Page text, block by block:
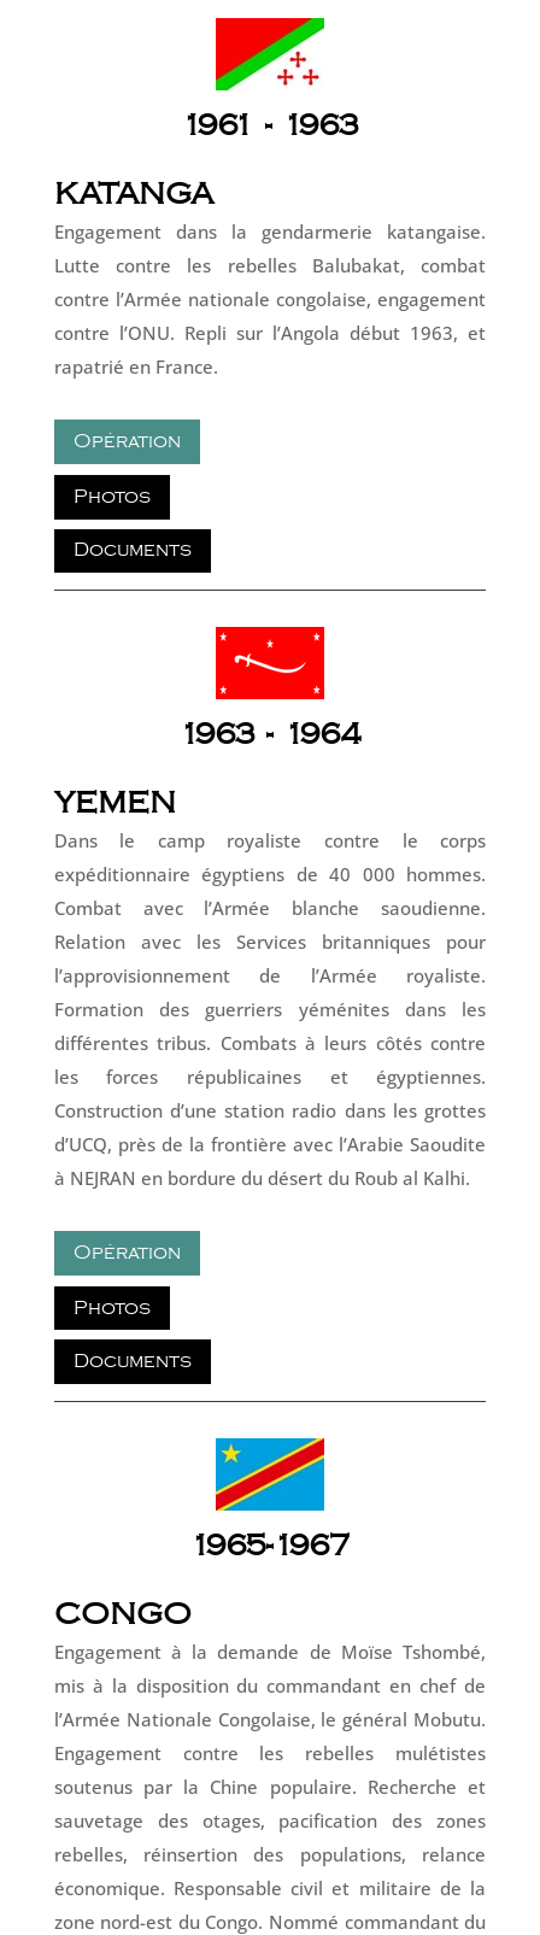
1961 - 1963
KATANGA
Engagement dans la gendarmerie katangaise.
Lutte contre les rebelles Balubakat, combat
contre l’Armée nationale congolaise, engagement
contre l’ONU. Repli sur l’Angola début 1963, et
rapatrié en France.
Opération
Photos
Documents
1963 - 1964
YEMEN
Dans le camp royaliste contre le corps
expéditionnaire égyptiens de 40 000 hommes.
Combat avec l’Armée blanche saoudienne.
Relation avec les Services britanniques pour
l’approvisionnement de l’Armée royaliste.
Formation des guerriers yéménites dans les
différentes tribus. Combats à leurs côtés contre
les forces républicaines et égyptiennes.
Construction d’une station radio dans les grottes
d’UCQ, près de la frontière avec l’Arabie Saoudite
à NEJRAN en bordure du désert du Roub al Kalhi.
Opération
Photos
Documents
1965-1967
CONGO
Engagement à la demande de Moïse Tshombé,
mis à la disposition du commandant en chef de
l’Armée Nationale Congolaise, le général Mobutu.
Engagement contre les rebelles mulétistes
soutenus par la Chine populaire. Recherche et
sauvetage des otages, pacification des zones
rebelles, réinsertion des populations, relance
économique. Responsable civil et militaire de la
zone nord-est du Congo. Nommé commandant du